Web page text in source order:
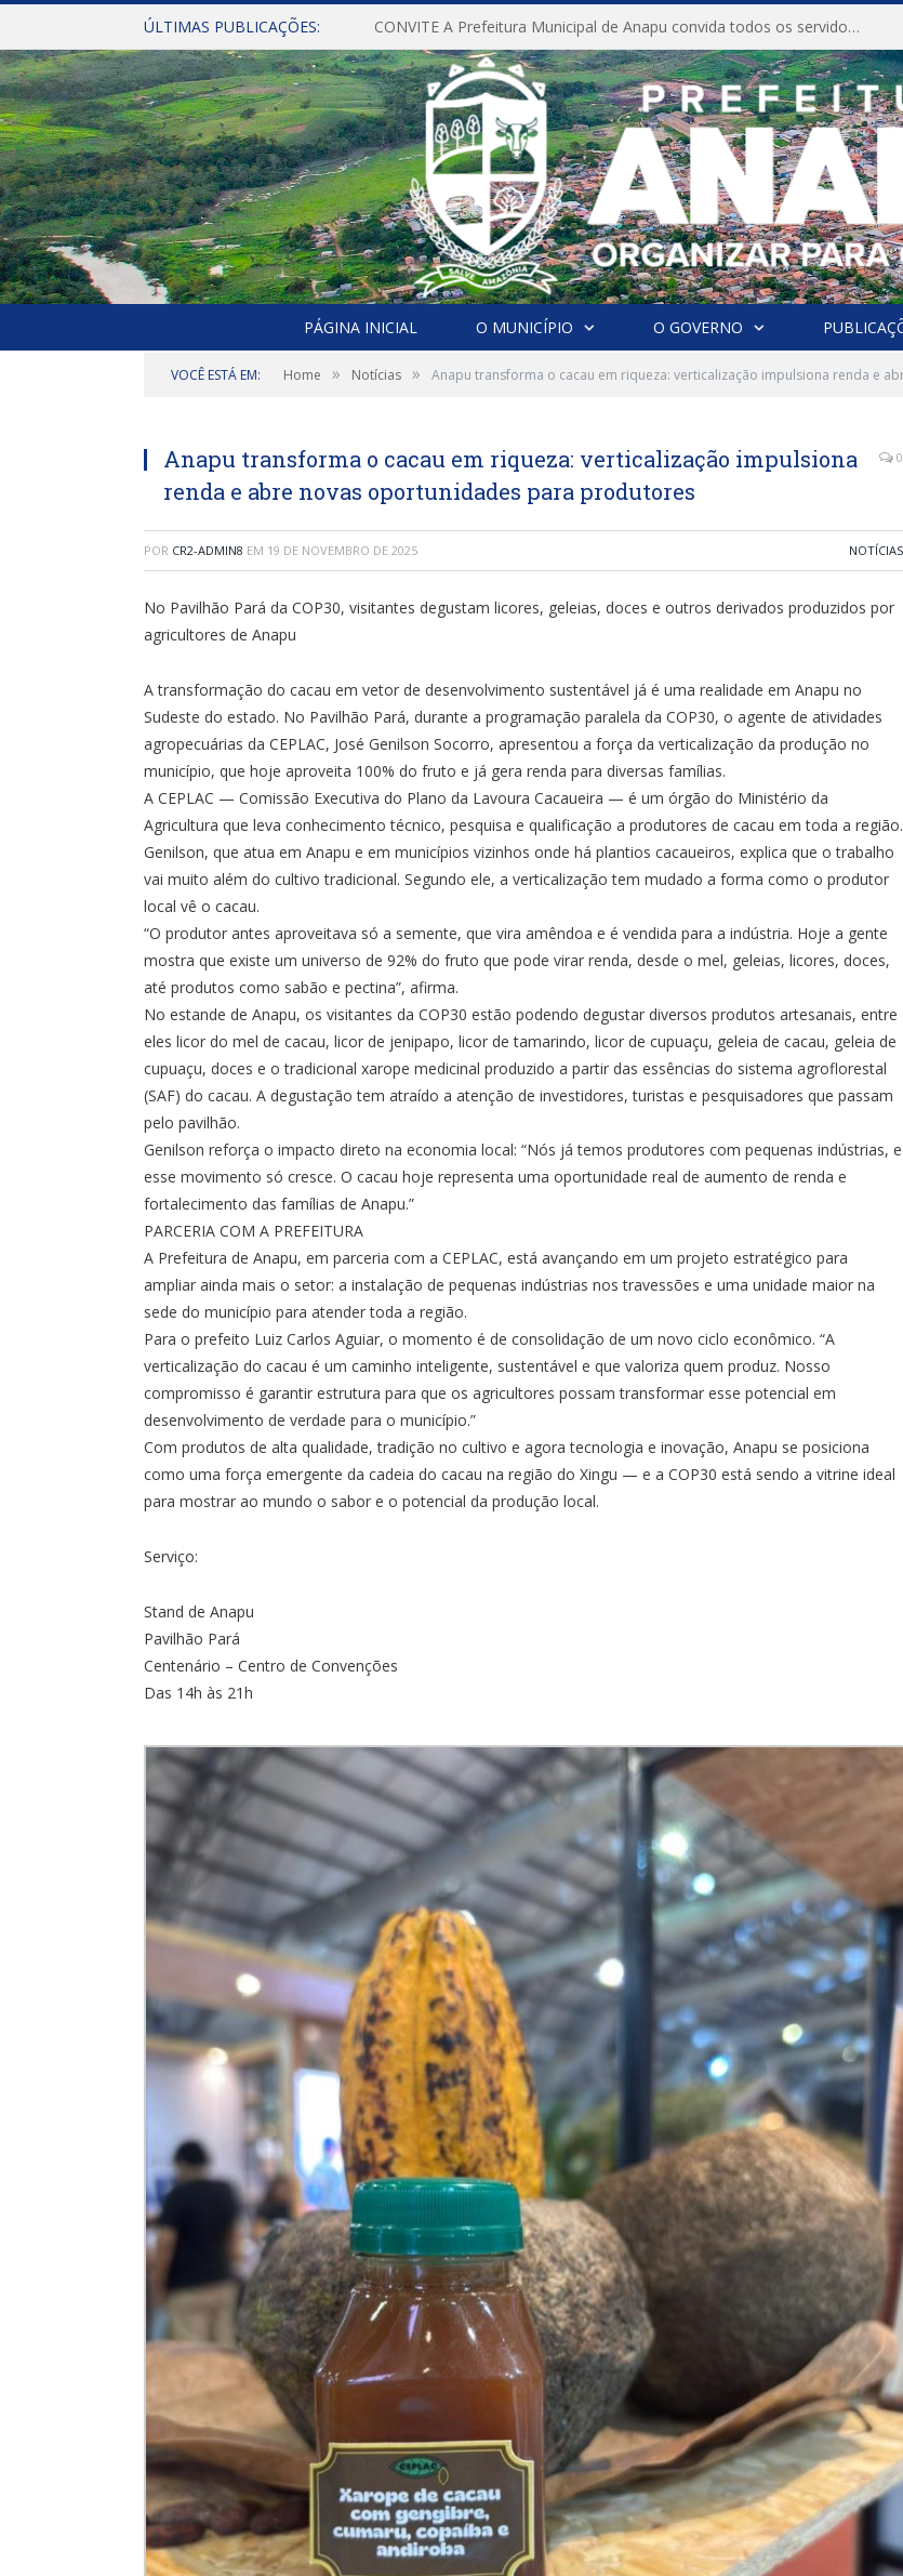
ÚLTIMAS PUBLICAÇÕES: A SAÚDE AVANÇANDO EM ANAPÚ.
PÁGINA INICIAL O MUNICÍPIO O GOVERNO
VOCÊ ESTÁ EM: Home » Notícias » Anapu transforma o cacau em riqueza: verticalização impulsiona renda e
Anapu transforma o cacau em riqueza: verticalização impulsiona
renda e abre novas oportunidades para produtores
0
POR CR2-ADMIN8 EM 19 DE NOVEMBRO DE 2025 NOTÍCIAS
No Pavilhão Pará da COP30, visitantes degustam licores, geleias, doces e outros derivados produzidos por
agricultores de Anapu
A transformação do cacau em vetor de desenvolvimento sustentável já é uma realidade em Anapu no
Sudeste do estado. No Pavilhão Pará, durante a programação paralela da COP30, o agente de atividades
agropecuárias da CEPLAC, José Genilson Socorro, apresentou a força da verticalização da produção no
município, que hoje aproveita 100% do fruto e já gera renda para diversas famílias.
A CEPLAC — Comissão Executiva do Plano da Lavoura Cacaueira — é um órgão do Ministério da
Agricultura que leva conhecimento técnico, pesquisa e qualificação a produtores de cacau em toda a região.
Genilson, que atua em Anapu e em municípios vizinhos onde há plantios cacaueiros, explica que o trabalho
vai muito além do cultivo tradicional. Segundo ele, a verticalização tem mudado a forma como o produtor
local vê o cacau.
“O produtor antes aproveitava só a semente, que vira amêndoa e é vendida para a indústria. Hoje a gente
mostra que existe um universo de 92% do fruto que pode virar renda, desde o mel, geleias, licores, doces,
até produtos como sabão e pectina”, afirma.
No estande de Anapu, os visitantes da COP30 estão podendo degustar diversos produtos artesanais, entre
eles licor do mel de cacau, licor de jenipapo, licor de tamarindo, licor de cupuaçu, geleia de cacau, geleia de
cupuaçu, doces e o tradicional xarope medicinal produzido a partir das essências do sistema agroflorestal
(SAF) do cacau. A degustação tem atraído a atenção de investidores, turistas e pesquisadores que passam
pelo pavilhão.
Genilson reforça o impacto direto na economia local: “Nós já temos produtores com pequenas indústrias, e
esse movimento só cresce. O cacau hoje representa uma oportunidade real de aumento de renda e
fortalecimento das famílias de Anapu.”
PARCERIA COM A PREFEITURA
A Prefeitura de Anapu, em parceria com a CEPLAC, está avançando em um projeto estratégico para
ampliar ainda mais o setor: a instalação de pequenas indústrias nos travessões e uma unidade maior na
sede do município para atender toda a região.
Para o prefeito Luiz Carlos Aguiar, o momento é de consolidação de um novo ciclo econômico. “A
verticalização do cacau é um caminho inteligente, sustentável e que valoriza quem produz. Nosso
compromisso é garantir estrutura para que os agricultores possam transformar esse potencial em
desenvolvimento de verdade para o município.”
Com produtos de alta qualidade, tradição no cultivo e agora tecnologia e inovação, Anapu se posiciona
como uma força emergente da cadeia do cacau na região do Xingu — e a COP30 está sendo a vitrine ideal
para mostrar ao mundo o sabor e o potencial da produção local.
Serviço:
Stand de Anapu
Pavilhão Pará
Centenário – Centro de Convenções
Das 14h às 21h